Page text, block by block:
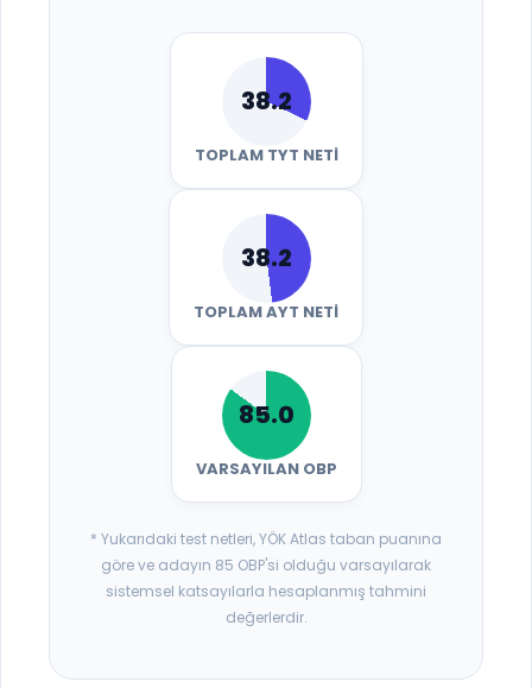
38.2
TOPLAM TYT NETI
38.2
TOPLAM AYT NETI
85.0
VARSAYILAN OBP
* Yukarıdaki test netleri, YÖK Atlas taban puanına
göre ve adayın 85 OBP'si olduğu varsayılarak
sistemsel katsayılarla hesaplanmış tahmini
değerlerdir.